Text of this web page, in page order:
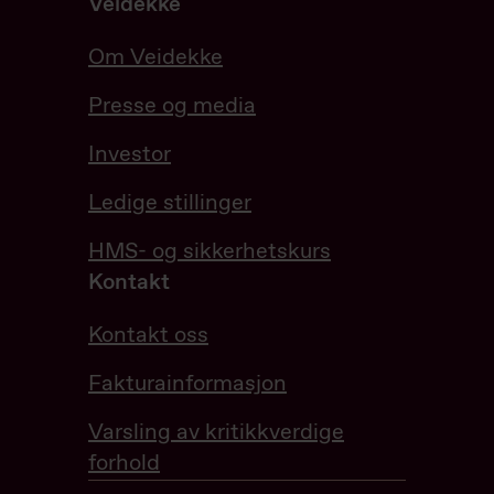
Om Veidekke
Presse og media
Investor
Ledige stillinger
HMS- og sikkerhetskurs
Kontakt
Kontakt oss
Fakturainformasjon
Varsling av kritikkverdige
forhold